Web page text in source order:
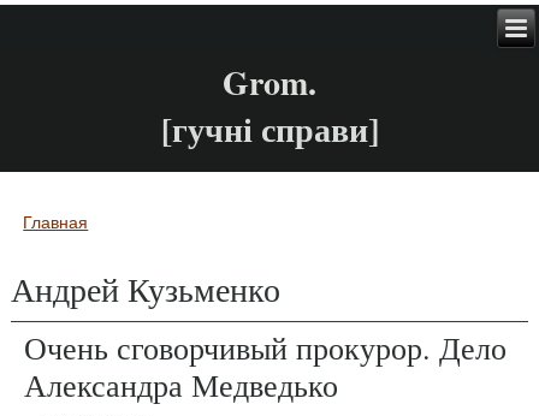
Grom.
[гучні справи]
Вы здесь
Главная
Андрей Кузьменко
Очень сговорчивый прокурор. Дело
Александра Медведько